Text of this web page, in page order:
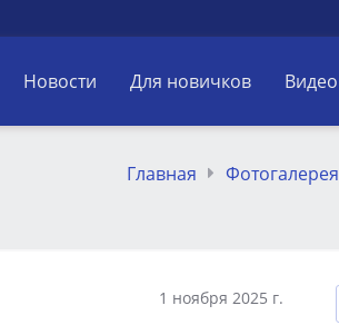
Новости Для новичков Видео
Главная Фотогалерея
1 ноября 2025 г.